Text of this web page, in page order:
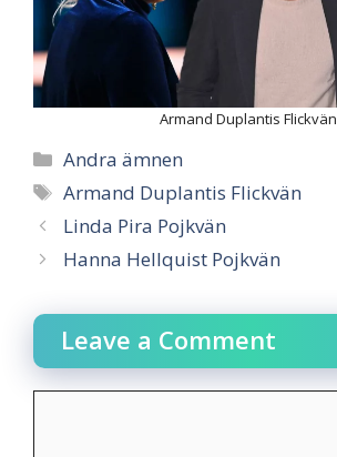
Armand Duplantis Flickvän
Categories
Andra ämnen
Tags
Armand Duplantis Flickvän
Linda Pira Pojkvän
Hanna Hellquist Pojkvän
Leave a Comment